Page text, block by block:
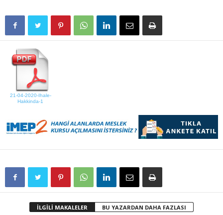
21-04-2020-Ihale-
Hakkinda-1
İLGİLİ MAKALELER BU YAZARDAN DAHA FAZLASI